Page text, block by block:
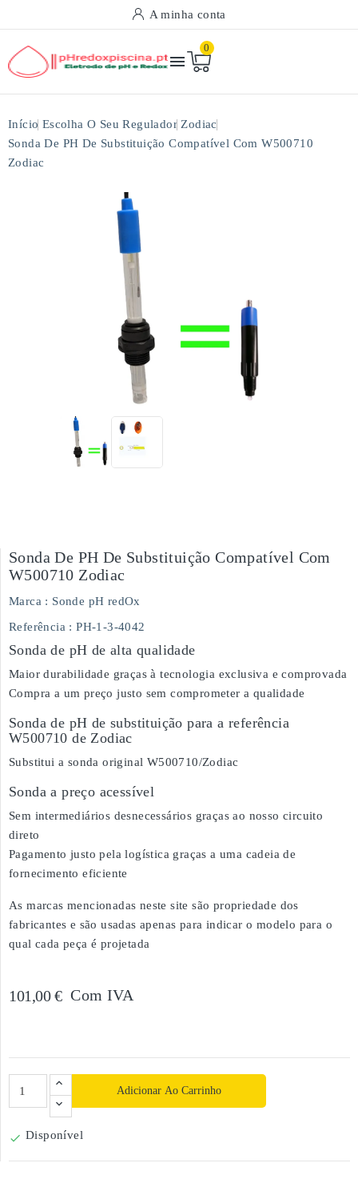
A minha conta

0
Início Escolha O Seu Regulador Zodiac
Sonda De PH De Substituição Compatível Com W500710
Zodiac
Sonda De PH De Substituição Compatível Com
W500710 Zodiac
Marca : Sonde pH redOx
Referência : PH-1-3-4042
Sonda de pH de alta qualidade
Maior durabilidade graças à tecnologia exclusiva e comprovada
Compra a um preço justo sem comprometer a qualidade
Sonda de pH de substituição para a referência
W500710 de Zodiac
Substitui a sonda original W500710/Zodiac
Sonda a preço acessível
Sem intermediários desnecessários graças ao nosso circuito
direto
Pagamento justo pela logística graças a uma cadeia de
fornecimento eficiente
As marcas mencionadas neste site são propriedade dos
fabricantes e são usadas apenas para indicar o modelo para o
qual cada peça é projetada
101,00 € Com IVA
Adicionar Ao Carrinho
 Disponível